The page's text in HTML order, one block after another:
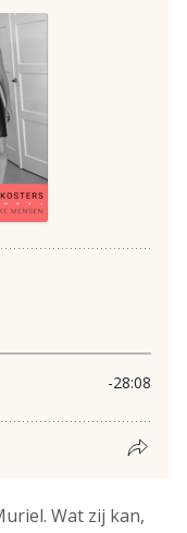
Wat zij kan,